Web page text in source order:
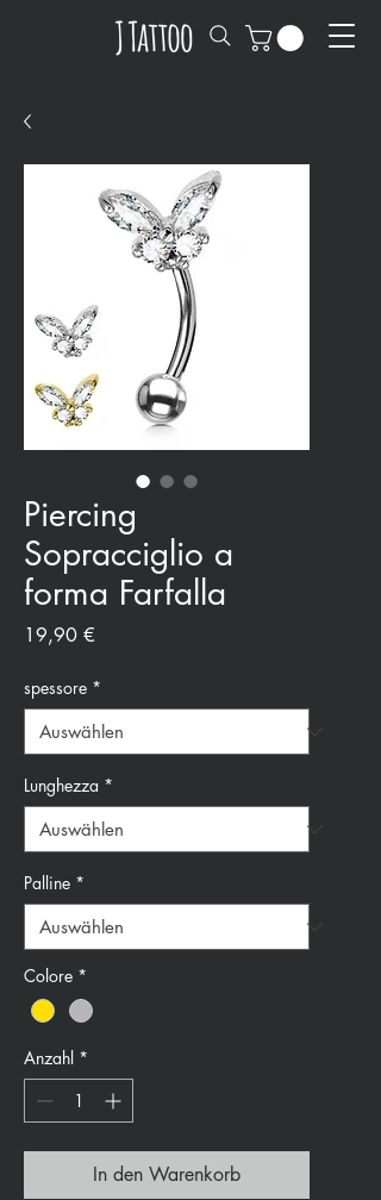
Piercing
Sopracciglio a
forma Farfalla
19,90 €
spessore *
Lunghezza *
Palline *
Colore *
Anzahl *
In den Warenkorb